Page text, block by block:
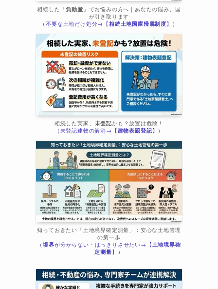
相続した「負動産 」でお悩みの方へ｜あなたの悩み、国
が引き取ります
（不要な土地だけ処分→【相続土地国庫帰属制度】）
相続した実家、 未登記かも？放置は危険！
（未登記建物の解消→【建物表題登記】）
知っておきたい「土地境界確定測量」：安心な土地管理
の第一歩
（境界が分からない・はっきりさせたい→【土地境界確
定測量】）